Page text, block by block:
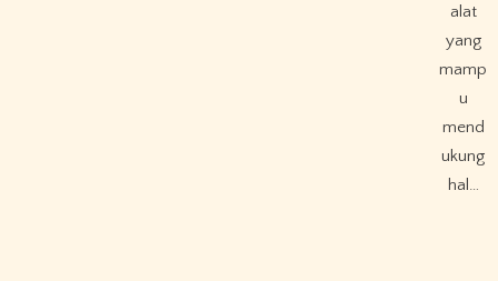
alat
yang
mamp
u
mend
ukung
hal…